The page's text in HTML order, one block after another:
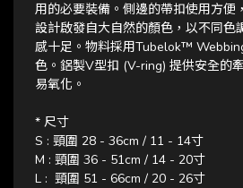
用的必要裝備。側邊的帶扣使用方便
設計啟發自大自然的顏色，以不同色
感十足。物料採用Tubelok™
色。鋁製V型扣 (V-ring) 提供安全的
易氧化。
* 尺寸
S : 頸圍 28 - 36cm / 11 - 14寸
M : 頸圍 36 - 51cm / 14 - 20寸
L :  頸圍 51 - 66cm / 20 - 26寸